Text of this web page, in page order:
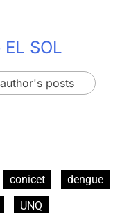
SOL
posts
conicet
dengue
UNQ